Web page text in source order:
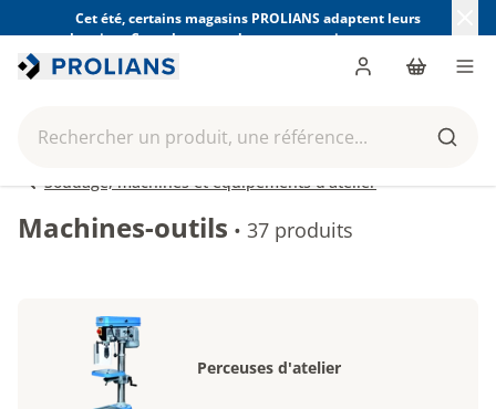
Cet été, certains magasins PROLIANS adaptent leurs
horaires. Consultez ceux de votre magasin avant votre
visite.
Rechercher un produit, une référence...
Panier
Soudage, machines et équipements d'atelier
Machines-outils • 37 produits
Perceuses d'atelier